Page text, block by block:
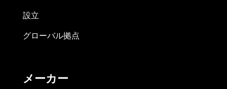
設立
グローバル拠点
メーカー